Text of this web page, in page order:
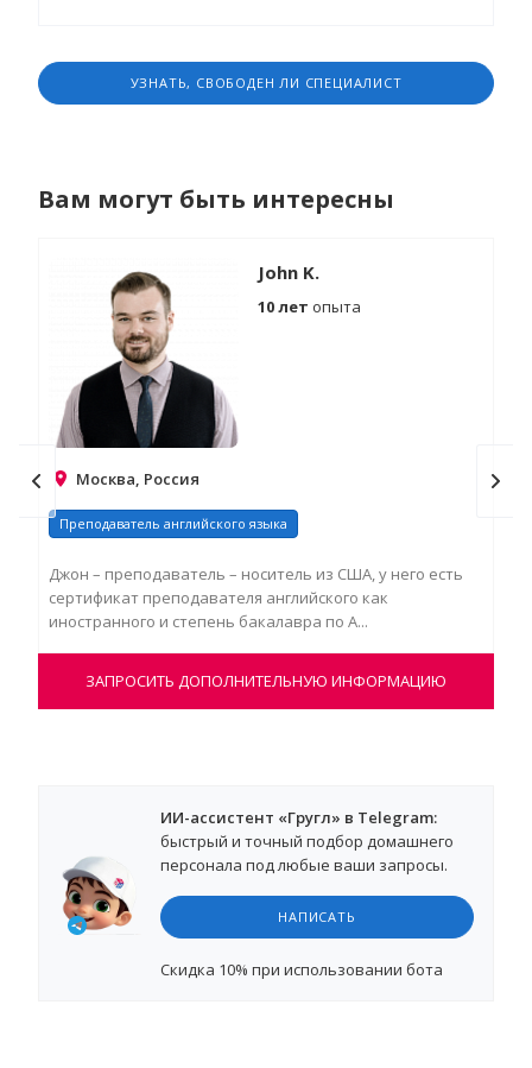
УЗНАТЬ, СВОБОДЕН ЛИ СПЕЦИАЛИСТ
Вам могут быть интересны
John K.
10 лет опыта
Москва, Россия
Преподаватель английского языка
Джон – преподаватель – носитель из США, у него есть
сертификат преподавателя английского как
иностранного и степень бакалавра по А...
ЗАПРОСИТЬ ДОПОЛНИТЕЛЬНУЮ ИНФОРМАЦИЮ
ИИ-ассистент «Гругл» в Telegram:
быстрый и точный подбор домашнего
персонала под любые ваши запросы.
НАПИСАТЬ
Cкидка 10% при использовании бота